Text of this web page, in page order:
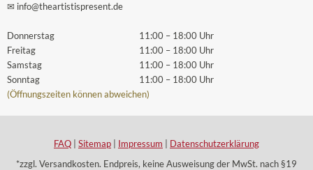
✉ info@theartistispresent.de
Donnerstag
Freitag
Samstag
Sonntag
11:00 – 18:00 Uhr
11:00 – 18:00 Uhr
11:00 – 18:00 Uhr
11:00 – 18:00 Uhr
(Öffnungszeiten können abweichen)
FAQ Sitemap Impressum
Datenschutzerklärung
*zzgl. Versandkosten. Endpreis, keine Ausweisung der MwSt. nach §19